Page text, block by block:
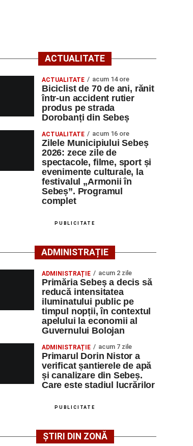
ACTUALITATE
ACTUALITATE acum 14 ore
Biciclist de 70 de ani, rănit
într-un accident rutier
produs pe strada
Dorobanți din Sebeș
ACTUALITATE acum 16 ore
Zilele Municipiului Sebeș
2026: zece zile de
spectacole, filme, sport și
evenimente culturale, la
festivalul „Armonii în
Sebeș”. Programul
complet
PUBLICITATE
ADMINISTRAȚIE
ADMINISTRAȚIE acum 2 zile
Primăria Sebeș a decis să
reducă intensitatea
iluminatului public pe
timpul nopții, în contextul
apelului la economii al
Guvernului Bolojan
ADMINISTRAȚIE acum 7 zile
Primarul Dorin Nistor a
verificat șantierele de apă
și canalizare din Sebeș.
Care este stadiul lucrărilor
PUBLICITATE
ȘTIRI DIN ZONĂ